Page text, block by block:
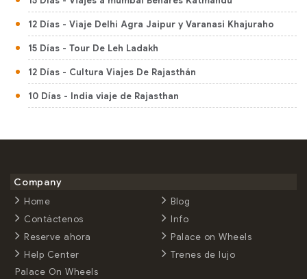
12 Días - Viaje Delhi Agra Jaipur y Varanasi Khajuraho
15 Días - Tour De Leh Ladakh
12 Días - Cultura Viajes De Rajasthán
10 Días - India viaje de Rajasthan
8 Días- Viajes Kerala India
9 Días- Viaje a la India del Sur 10 dias (Kerala)
15 Días - Rajasthan y Nepal: Fuertes y Templos
Company
Home
Contáctenos
Reserve ahora
Help Center
Palace On Wheels
Blog
Info
Palace on Wheels
Trenes de lujo